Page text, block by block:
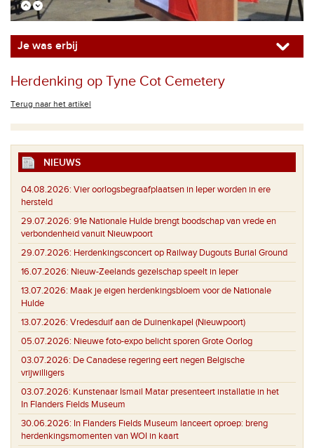
Je was erbij
Herdenking op Tyne Cot Cemetery
Terug naar het artikel
NIEUWS
04.08.2026: Vier oorlogsbegraafplaatsen in Ieper worden in ere
hersteld
29.07.2026: 91e Nationale Hulde brengt boodschap van vrede en
verbondenheid vanuit Nieuwpoort
29.07.2026: Herdenkingsconcert op Railway Dugouts Burial Ground
16.07.2026: Nieuw-Zeelands gezelschap speelt in Ieper
13.07.2026: Maak je eigen herdenkingsbloem voor de Nationale
Hulde
13.07.2026: Vredesduif aan de Duinenkapel (Nieuwpoort)
05.07.2026: Nieuwe foto-expo belicht sporen Grote Oorlog
03.07.2026: De Canadese regering eert negen Belgische
vrijwilligers
03.07.2026: Kunstenaar Ismail Matar presenteert installatie in het
In Flanders Fields Museum
30.06.2026: In Flanders Fields Museum lanceert oproep: breng
herdenkingsmomenten van WOI in kaart